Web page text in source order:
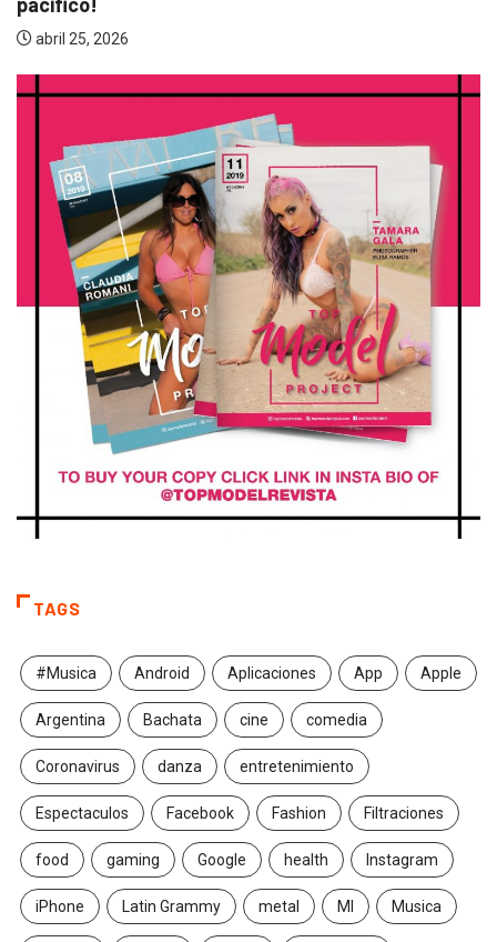
abril 25, 2026
TAGS
#Musica Android Aplicaciones App Apple
Argentina Bachata cine comedia
Coronavirus danza entretenimiento
Espectaculos Facebook Fashion Filtraciones
food gaming Google health Instagram
iPhone Latin Grammy metal MI Musica